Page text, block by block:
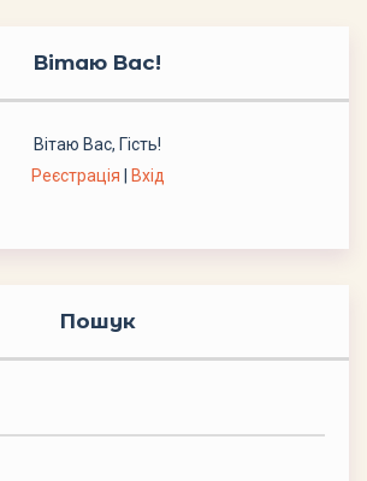
Вітаю Вас!
Вітаю Вас, Гість!
Реєстрація
Вхід
Пошук